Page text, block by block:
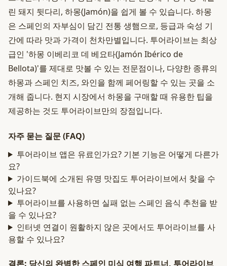
린 돼지 뒷다리, 하몽(Jamón)을 쉽게 볼 수 있습니다. 하몽
은 스페인의 자부심이 담긴 전통 생햄으로, 등급과 숙성 기
간에 따라 맛과 가격이 천차만별입니다. 투어라이브는 최상
급인 '하몽 이베리코 데 베요타(Jamón Ibérico de
Bellota)'를 제대로 맛볼 수 있는 전문점이나, 다양한 종류의
하몽과 스페인 치즈, 와인을 함께 페어링할 수 있는 곳을 소
개해 줍니다. 현지 시장에서 하몽을 구매할 때 유용한 팁을
제공하는 것도 투어라이브만의 장점입니다.
자주 묻는 질문 (FAQ)
투어라이브 앱은 유료인가요? 기본 기능은 어떻게 다른가
요?
가이드북에 소개된 유명 맛집도 투어라이브에서 찾을 수
있나요?
투어라이브를 사용하면 실패 없는 스페인 음식 추천을 받
을 수 있나요?
인터넷 연결이 원활하지 않은 곳에서도 투어라이브를 사
용할 수 있나요?
결론: 당신의 완벽한 스페인 미식 여행 파트너, 투어라이브